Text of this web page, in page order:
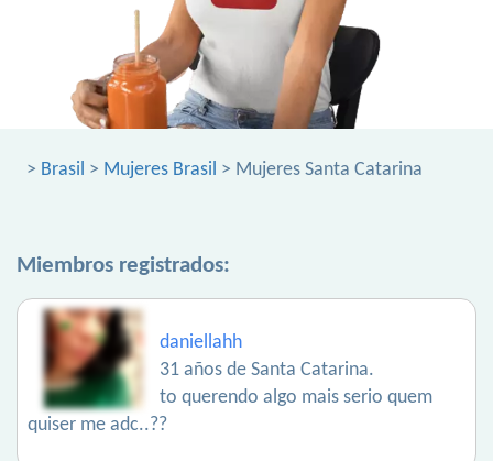
> Brasil > Mujeres Brasil > Mujeres Santa Catarina
Miembros registrados:
daniellahh
31 años de Santa Catarina.
to querendo algo mais serio quem
quiser me adc..??